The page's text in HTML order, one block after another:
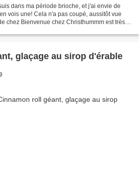
dans ma période brioche, et j'ai envie de
vois une! Cela n'a pas coupé, aussitôt vue
chez Bienvenue chez Christhummm est très
glaçage au sirop d'érable